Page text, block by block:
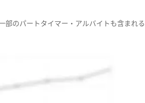
部のパートタイマー・アルバイトも含まれる